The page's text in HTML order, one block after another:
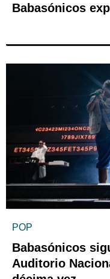
Babasónicos
POP
Babasónicos
Auditorio